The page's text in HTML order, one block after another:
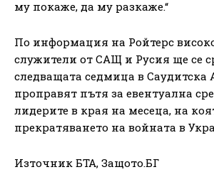
му покаже, да му разкаже.“
По информация на Ройтерс
служители от САЩ и Русия ще се
следващата седмица в Саудитска
проправят пътя за евентуална
лидерите в края на месеца, на
прекратяването на войната в
Източник БТА, Защото.БГ